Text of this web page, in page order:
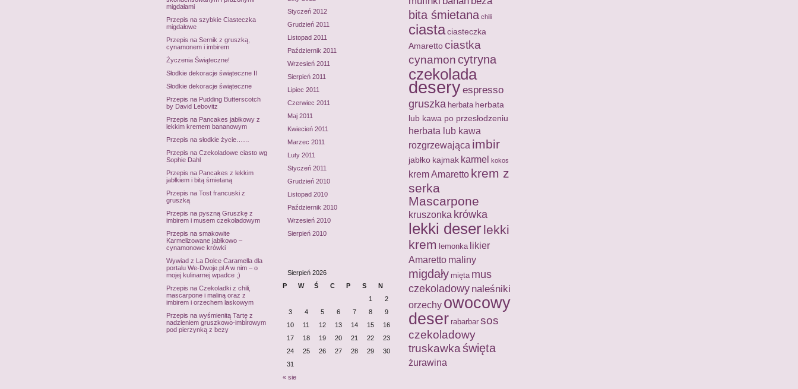
migdałami
Przepis na szybkie Ciasteczka
migdałowe
Przepis na Sernik z gruszką,
cynamonem i imbirem
Życzenia Świąteczne!
Słodkie dekoracje świąteczne II
Słodkie dekoracje świąteczne
Przepis na Pudding Butterscotch
by David Lebovitz
Przepis na Pancakes jabłkowy z
lekkim kremem bananowym
Przepis na słodkie życie……
Przepis na Czekoladowe ciasto wg
Sophie Dahl
Przepis na Pancakes z lekkim
jabłkiem i bitą śmietaną
Przepis na Tost francuski z
gruszką
Przepis na pyszną Gruszkę z
imbirem i musem czekoladowym
Przepis na smakowite
Karmelizowane jabłkowo –
cynamonowe krówki
Wywiad z La Dolce Caramella dla
portalu We-Dwoje.pl A w nim – o
mojej kulinarnej wpadce ;)
Przepis na Czekoladki z chili,
mascarpone i maliną oraz z
imbirem i orzechem laskowym
Przepis na wyśmienitą Tartę z
nadzieniem gruszkowo-imbirowym
pod pierzynką z bezy
Styczeń 2012
Grudzień 2011
Listopad 2011
Październik 2011
Wrzesień 2011
Sierpień 2011
Lipiec 2011
Czerwiec 2011
Maj 2011
Kwiecień 2011
Marzec 2011
Luty 2011
Styczeń 2011
Grudzień 2010
Listopad 2010
Październik 2010
Wrzesień 2010
Sierpień 2010
Sierpień 2026
P
W Ś C P S N
« sie
1
2
3
4 5 6 7 8
9
10
11 12 13 14 15
16
17
18 19 20 21 22
23
24
25 26 27 28 29
30
31
bita śmietana chili
ciastaciasteczka
Amarettociastka
cynamoncytryna
czekolada
deseryespresso
gruszka herbata herbata
lub kawa po przesłodzeniu
herbata lub kawa
rozgrzewająca imbir
jabłko kajmak karmel kokos
krem Amaretto krem z
serka
Mascarpone
kruszonka krówka
lekki deserlekki
krem lemonka likier
Amaretto maliny
migdały mięta mus
czekoladowy naleśniki
orzechy owocowy
deser rabarbar sos
czekoladowy
truskawkaświęta
żurawina